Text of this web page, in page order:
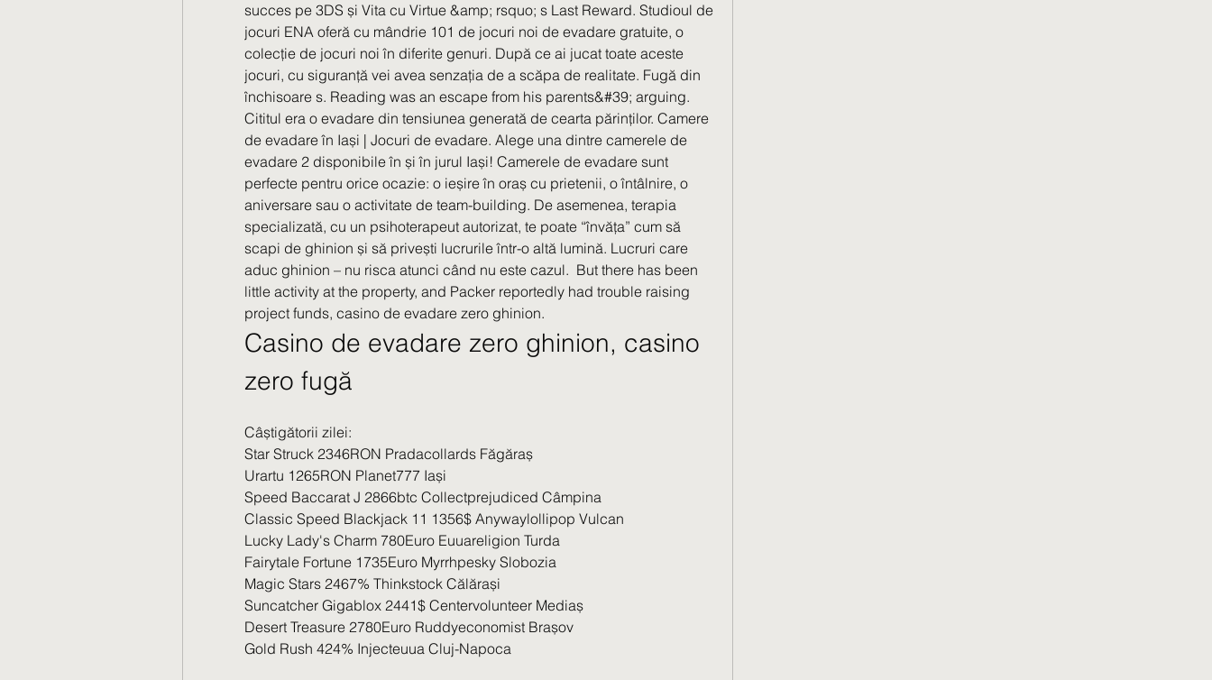
succes pe 3DS și Vita cu Virtue &amp; rsquo; s Last Reward. Studioul de
jocuri ENA oferă cu mândrie 101 de jocuri noi de evadare gratuite, o
colecție de jocuri noi în diferite genuri. După ce ai jucat toate aceste
jocuri, cu siguranță vei avea senzația de a scăpa de realitate. Fugă din
închisoare s. Reading was an escape from his parents&#39; arguing.
Cititul era o evadare din tensiunea generată de cearta părinților. Camere
de evadare în Iași | Jocuri de evadare. Alege una dintre camerele de
evadare 2 disponibile în și în jurul Iași! Camerele de evadare sunt
perfecte pentru orice ocazie: o ieșire în oraș cu prietenii, o întâlnire, o
aniversare sau o activitate de team-building. De asemenea, terapia
specializată, cu un psihoterapeut autorizat, te poate “învăţa” cum să
scapi de ghinion și să privești lucrurile într-o altă lumină. Lucruri care
aduc ghinion – nu risca atunci când nu este cazul.  But there has been
little activity at the property, and Packer reportedly had trouble raising
project funds, casino de evadare zero ghinion.
Casino de evadare zero ghinion, casino
zero fugă
Câștigătorii zilei:
Star Struck 2346RON Pradacollards Făgăraș
Urartu 1265RON Planet777 Iași
Speed Baccarat J 2866btc Collectprejudiced Câmpina
Classic Speed Blackjack 11 1356$ Anywaylollipop Vulcan
Lucky Lady's Charm 780Euro Euuareligion Turda
Fairytale Fortune 1735Euro Myrrhpesky Slobozia
Magic Stars 2467% Thinkstock Călărași
Suncatcher Gigablox 2441$ Centervolunteer Mediaș
Desert Treasure 2780Euro Ruddyeconomist Brașov
Gold Rush 424% Injecteuua Cluj-Napoca